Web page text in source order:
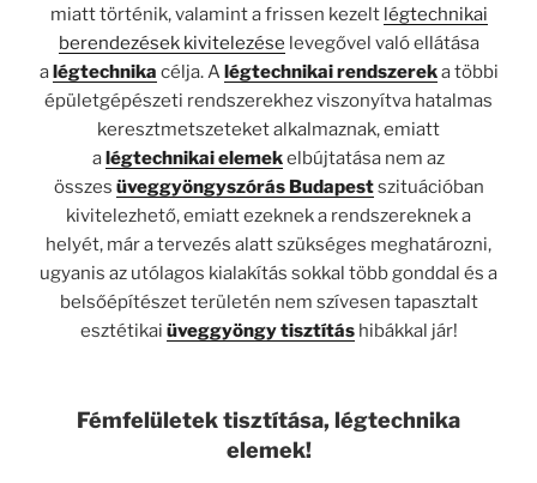
miatt történik, valamint a frissen kezelt légtechnikai
berendezések kivitelezése levegővel való ellátása
a légtechnika célja. A légtechnikai rendszereka többi
épületgépészeti rendszerekhez viszonyítva hatalmas
keresztmetszeteket alkalmaznak, emiatt
a légtechnikai elemekelbújtatása nem az
összes üveggyöngyszórás Budapestszituációban
kivitelezhető, emiatt ezeknek a rendszereknek a
helyét, már a tervezés alatt szükséges meghatározni,
ugyanis az utólagos kialakítás sokkal több gonddal és a
belsőépítészet területén nem szívesen tapasztalt
esztétikai üveggyöngy tisztításhibákkal jár!
Fémfelületek tisztítása, légtechnika
elemek!